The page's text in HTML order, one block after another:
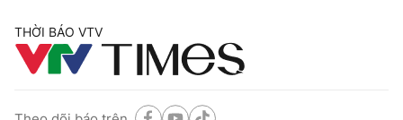
THỜI BÁO VTV